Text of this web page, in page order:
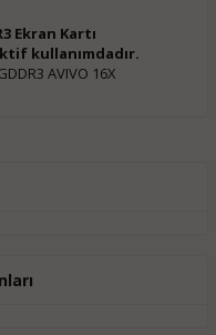
Ekran Kartı
kullanımdadır.
AVIVO 16X